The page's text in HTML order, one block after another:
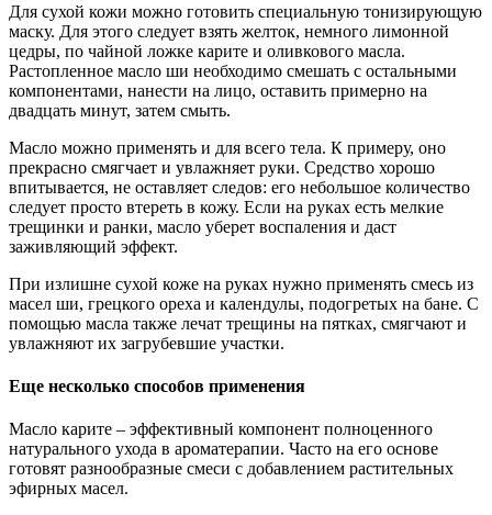
Для сухой кожи можно готовить специальную тонизирующую
маску. Для этого следует взять желток, немного лимонной
цедры, по чайной ложке карите и оливкового масла.
Растопленное масло ши необходимо смешать с остальными
компонентами, нанести на лицо, оставить примерно на
двадцать минут, затем смыть.
Масло можно применять и для всего тела. К примеру, оно
прекрасно смягчает и увлажняет руки. Средство хорошо
впитывается, не оставляет следов: его небольшое количество
следует просто втереть в кожу. Если на руках есть мелкие
трещинки и ранки, масло уберет воспаления и даст
заживляющий эффект.
При излишне сухой коже на руках нужно применять смесь из
масел ши, грецкого ореха и календулы, подогретых на бане. С
помощью масла также лечат трещины на пятках, смягчают и
увлажняют их загрубевшие участки.
Еще несколько способов применения
Масло карите – эффективный компонент полноценного
натурального ухода в ароматерапии. Часто на его основе
готовят разнообразные смеси с добавлением растительных
эфирных масел.